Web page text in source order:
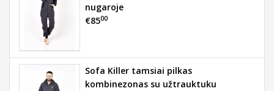
nugaroje
€8500
Sofa Killer tamsiai pilkas
kombinezonas su užtrauktuku